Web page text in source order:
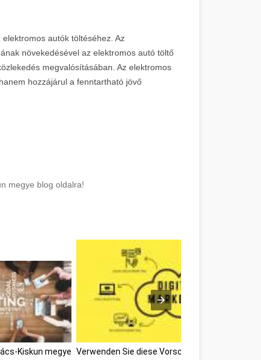
autók töltéséhez. Az
növekedésével az elektromos autó töltő
megvalósításában. Az elektromos
hozzájárul a fenntartható jövő
megye blog oldalra!
Kiskun megye Verwenden Sie diese Vorschläge Bács-Kiskun